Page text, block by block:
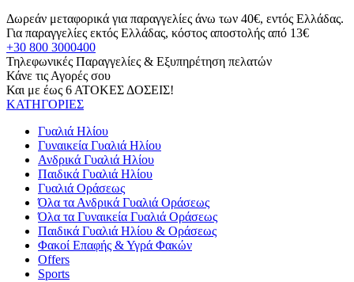
Δωρεάν μεταφορικά για παραγγελίες άνω των 40€, εντός Ελλάδας.
Για παραγγελίες εκτός Ελλάδας, κόστος αποστολής από 13€
+30 800 3000400
Τηλεφωνικές Παραγγελίες & Εξυπηρέτηση πελατών
Κάνε τις Αγορές σου
Και με έως 6 ΑΤΟΚΕΣ ΔΟΣΕΙΣ!
ΚΑΤΗΓΟΡΙΕΣ
Γυαλιά Ηλίου
Γυναικεία Γυαλιά Ηλίου
Ανδρικά Γυαλιά Ηλίου
Παιδικά Γυαλιά Ηλίου
Γυαλιά Οράσεως
Όλα τα Ανδρικά Γυαλιά Οράσεως
Όλα τα Γυναικεία Γυαλιά Οράσεως
Παιδικά Γυαλιά Ηλίου & Οράσεως
Φακοί Επαφής & Υγρά Φακών
Offers
Sports